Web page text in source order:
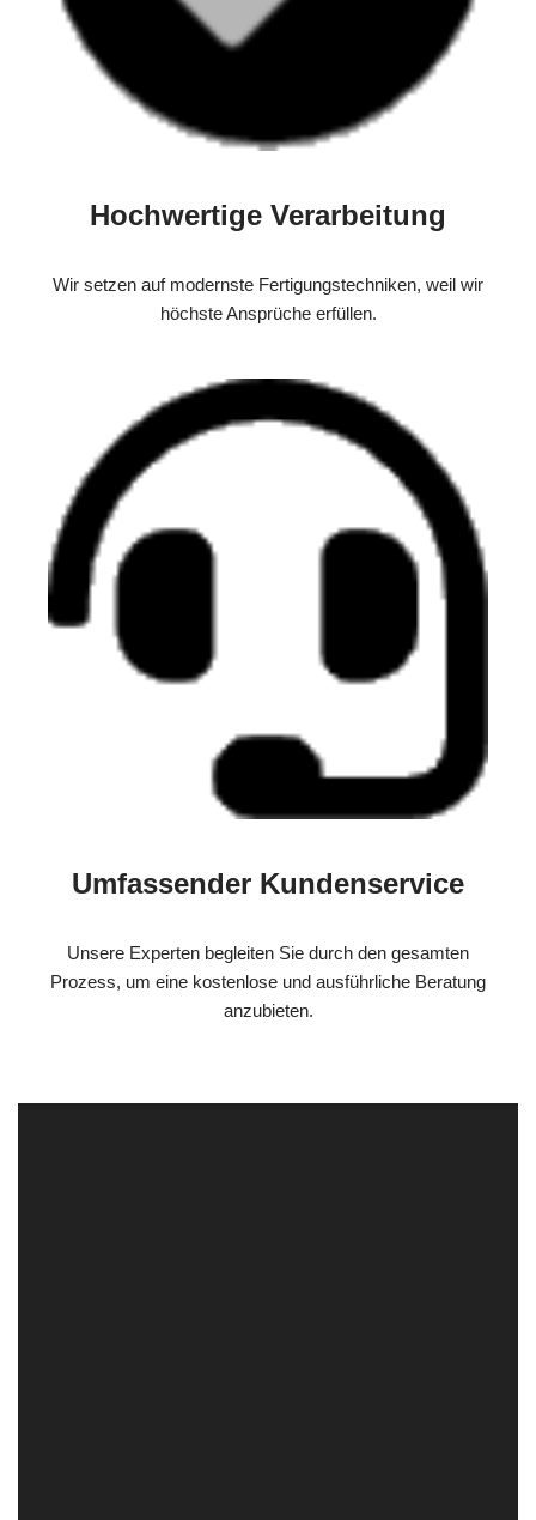
Hochwertige Verarbeitung
Wir setzen auf modernste Fertigungstechniken, weil wir
höchste Ansprüche erfüllen.
Umfassender Kundenservice
Unsere Experten begleiten Sie durch den gesamten
Prozess, um eine kostenlose und ausführliche Beratung
anzubieten.